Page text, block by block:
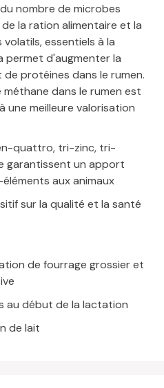
nombre de microbes
la ration alimentaire et la
essentiels à la
permet d'augmenter la
protéines dans le rumen.
dans le rumen est
une meilleure valorisation
quattro, tri-zinc, tri-
garantissent un apport
aux animaux
sur la qualité et la santé
de fourrage grossier et
au début de la lactation
de lait